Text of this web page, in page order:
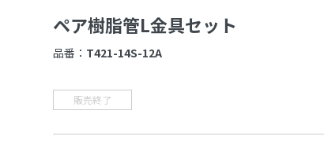
ペア樹脂管L金具セット
品番： T421-14S-12A
販売終了